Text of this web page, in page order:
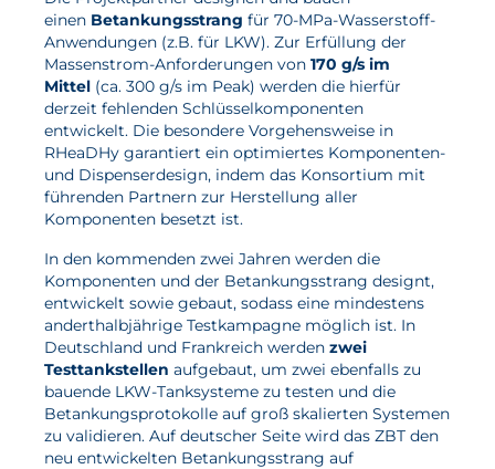
Modellierung & Simulation
Karriere
Offene Stellen
Weiterentwicklung
Vorteile für Mitarbeiter:innen
Aktuelles
Neuigkeiten
Projekte
Veranstaltungen
Publikationen
Awards und Auszeichnungen
einen Betankungsstrang für 70-MPa-Wasserstoff-
Anwendungen (z.B. für LKW). Zur Erfüllung der
Massenstrom-Anforderungen von 170 g/s im
Mittel (ca. 300 g/s im Peak) werden die hierfür
derzeit fehlenden Schlüsselkomponenten
entwickelt. Die besondere Vorgehensweise in
RHeaDHy garantiert ein optimiertes Komponenten-
und Dispenserdesign, indem das Konsortium mit
führenden Partnern zur Herstellung aller
Komponenten besetzt ist.
In den kommenden zwei Jahren werden die
Komponenten und der Betankungsstrang designt,
entwickelt sowie gebaut, sodass eine mindestens
anderthalbjährige Testkampagne möglich ist. In
Deutschland und Frankreich werden zwei
Testtankstellen aufgebaut, um zwei ebenfalls zu
bauende LKW-Tanksysteme zu testen und die
Betankungsprotokolle auf groß skalierten Systemen
zu validieren. Auf deutscher Seite wird das ZBT den
neu entwickelten Betankungsstrang auf